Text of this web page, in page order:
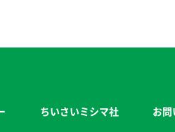
ちいさいミシマ社 お問